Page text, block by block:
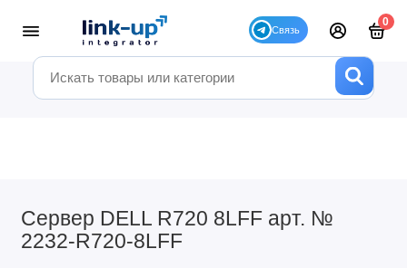
0
Сервер DELL R720 8LFF арт. №
2232-R720-8LFF